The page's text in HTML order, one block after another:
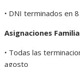
• DNI terminados en
Asignaciones
• Todas las
agosto